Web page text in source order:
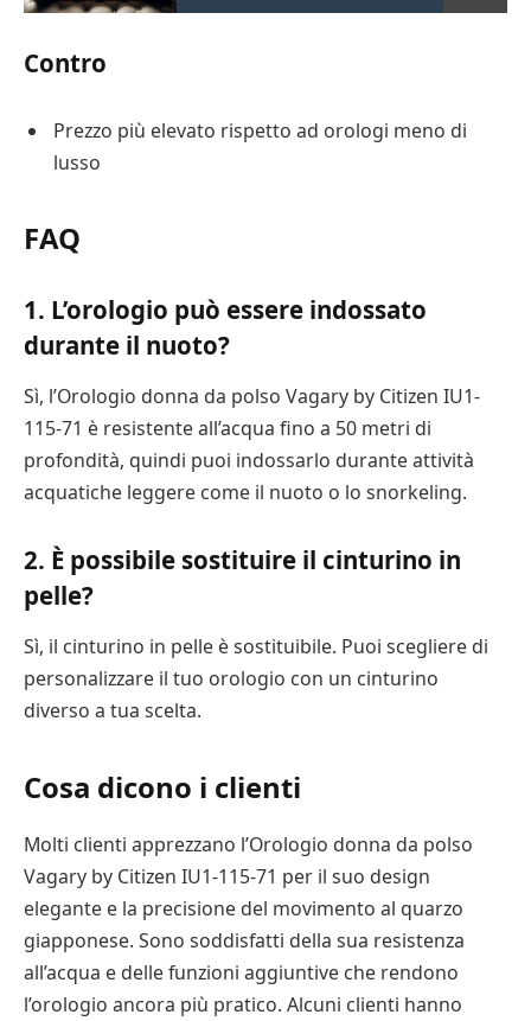
Contro
Prezzo più elevato rispetto ad orologi meno di
lusso
FAQ
1. L’orologio può essere indossato
durante il nuoto?
Sì, l’Orologio donna da polso Vagary by Citizen IU1-
115-71 è resistente all’acqua fino a 50 metri di
profondità, quindi puoi indossarlo durante attività
acquatiche leggere come il nuoto o lo snorkeling.
2. È possibile sostituire il cinturino in
pelle?
Sì, il cinturino in pelle è sostituibile. Puoi scegliere di
personalizzare il tuo orologio con un cinturino
diverso a tua scelta.
Cosa dicono i clienti
Molti clienti apprezzano l’Orologio donna da polso
Vagary by Citizen IU1-115-71 per il suo design
elegante e la precisione del movimento al quarzo
giapponese. Sono soddisfatti della sua resistenza
all’acqua e delle funzioni aggiuntive che rendono
l’orologio ancora più pratico. Alcuni clienti hanno